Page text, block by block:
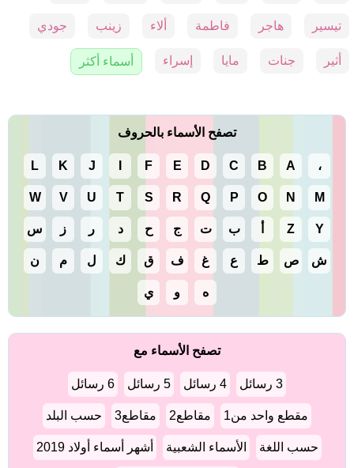
تيسير هاجر فاطمة ألاء زينب جودي
أثير جنات مايا إسراء أسماء أكثر
تصفح الأسماء بالحروف
، A
B
C
D
E
F
J
K
L
M
N
O
P
Q
R
S
T
U
V
W
Y
Z ب ت ج ح د ر ز س
ش ص ط ع غ ف ق ك ل م ن
ه و ي
تصفح الأسماء مع
3 رسائل 4 رسائل 5 رسائل 6 رسائل
مقطع واحد من1 مقاطع2 مقاطع3 حسب البلد
حسب اللغة الأسماء الشعبية أشهر أسماء أولاد 2019